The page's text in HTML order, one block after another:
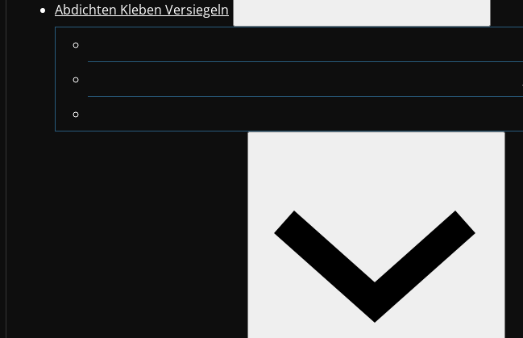
Abdichten Kleben Versiegeln